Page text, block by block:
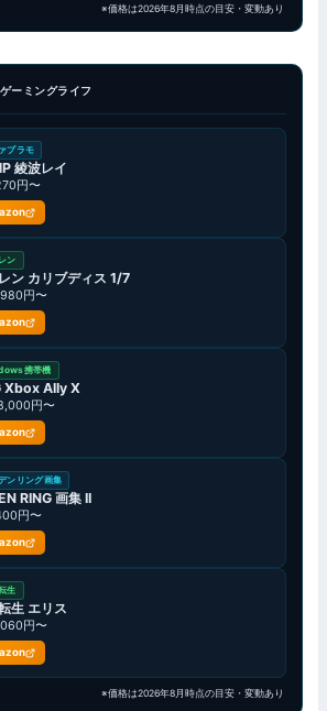
※価格は2026年8月時点の目安・変動あり
ーミングライフ
プラモ
綾波レイ
円〜
ン
ン カリブディス 1/7
円〜
携帯機
Xbox Ally X
円〜
ンリング画集
RING 画集 II
円〜
生
生 エリス
円〜
※価格は2026年8月時点の目安・変動あり